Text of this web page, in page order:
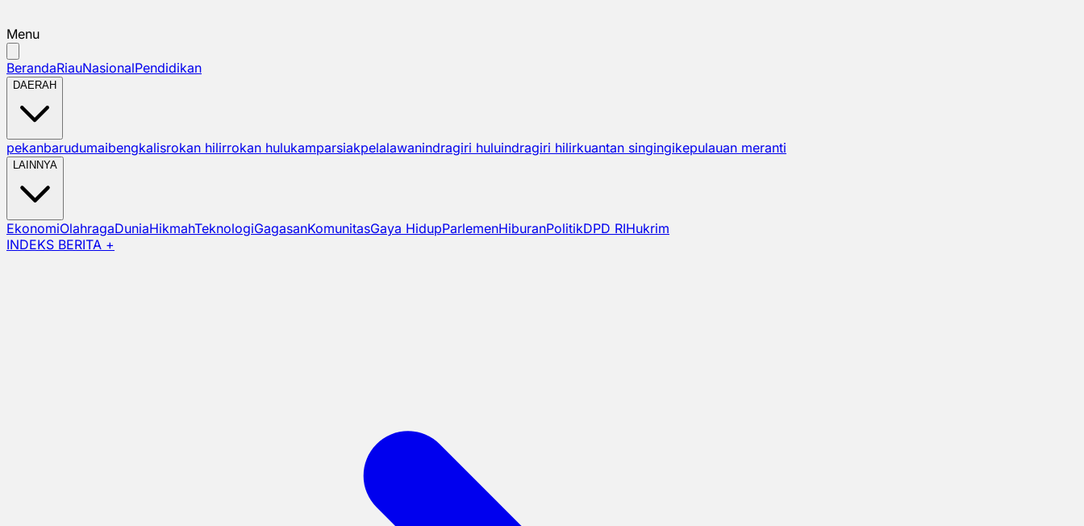
Menu
BerandaRiauNasionalPendidikan
DAERAH
pekanbarudumaibengkalisrokan hilirrokan hulukamparsiakpelalawanindragiri huluindragiri hilirkuantan singingikepulauan meranti
LAINNYA
EkonomiOlahragaDuniaHikmahTeknologiGagasanKomunitasGaya HidupParlemenHiburanPolitikDPD RIHukrim
INDEKS BERITA +